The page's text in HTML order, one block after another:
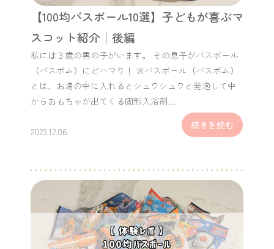
【100均バスボール10選】子どもが喜ぶマ
スコット紹介｜後編
私には３歳の男の子がいます。 その息子がバスボール
（バスボム）にどハマり！ ※バスボール（バスボム）
とは、お湯の中に入れるとシュワシュワと発泡して中
からおもちゃが出てくる固形入浴剤…
2023.12.06
続きを読む